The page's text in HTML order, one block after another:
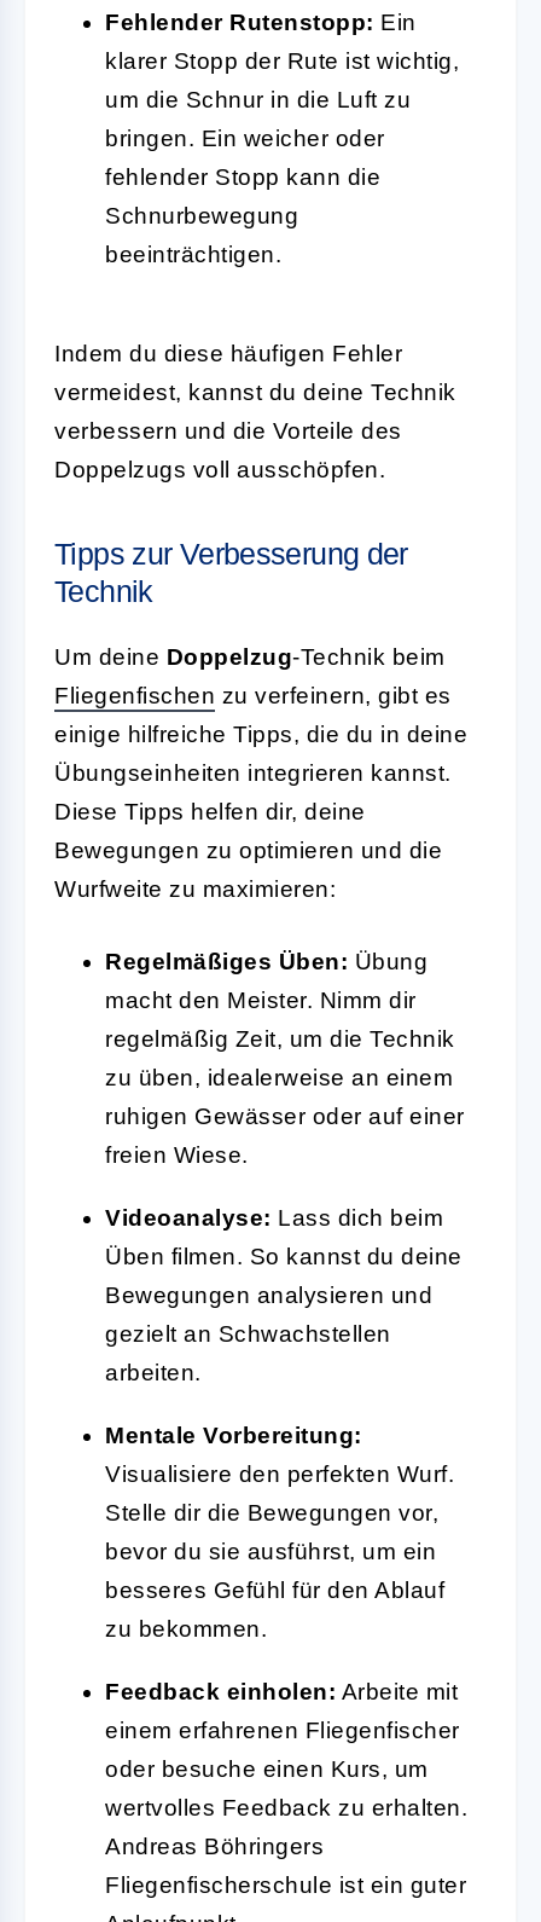
Fehlender Rutenstopp: Ein
klarer Stopp der Rute ist wichtig,
um die Schnur in die Luft zu
bringen. Ein weicher oder
fehlender Stopp kann die
Schnurbewegung
beeinträchtigen.
Indem du diese häufigen Fehler
vermeidest, kannst du deine Technik
verbessern und die Vorteile des
Doppelzugs voll ausschöpfen.
Tipps zur Verbesserung der
Technik
Um deine Doppelzug-Technik beim
Fliegenfischen zu verfeinern, gibt es
einige hilfreiche Tipps, die du in deine
Übungseinheiten integrieren kannst.
Diese Tipps helfen dir, deine
Bewegungen zu optimieren und die
Wurfweite zu maximieren:
Regelmäßiges Üben: Übung
macht den Meister. Nimm dir
regelmäßig Zeit, um die Technik
zu üben, idealerweise an einem
ruhigen Gewässer oder auf einer
freien Wiese.
Videoanalyse: Lass dich beim
Üben filmen. So kannst du deine
Bewegungen analysieren und
gezielt an Schwachstellen
arbeiten.
Mentale Vorbereitung:
Visualisiere den perfekten Wurf.
Stelle dir die Bewegungen vor,
bevor du sie ausführst, um ein
besseres Gefühl für den Ablauf
zu bekommen.
Feedback einholen: Arbeite mit
einem erfahrenen Fliegenfischer
oder besuche einen Kurs, um
wertvolles Feedback zu erhalten.
Andreas Böhringers
Fliegenfischerschule ist ein guter